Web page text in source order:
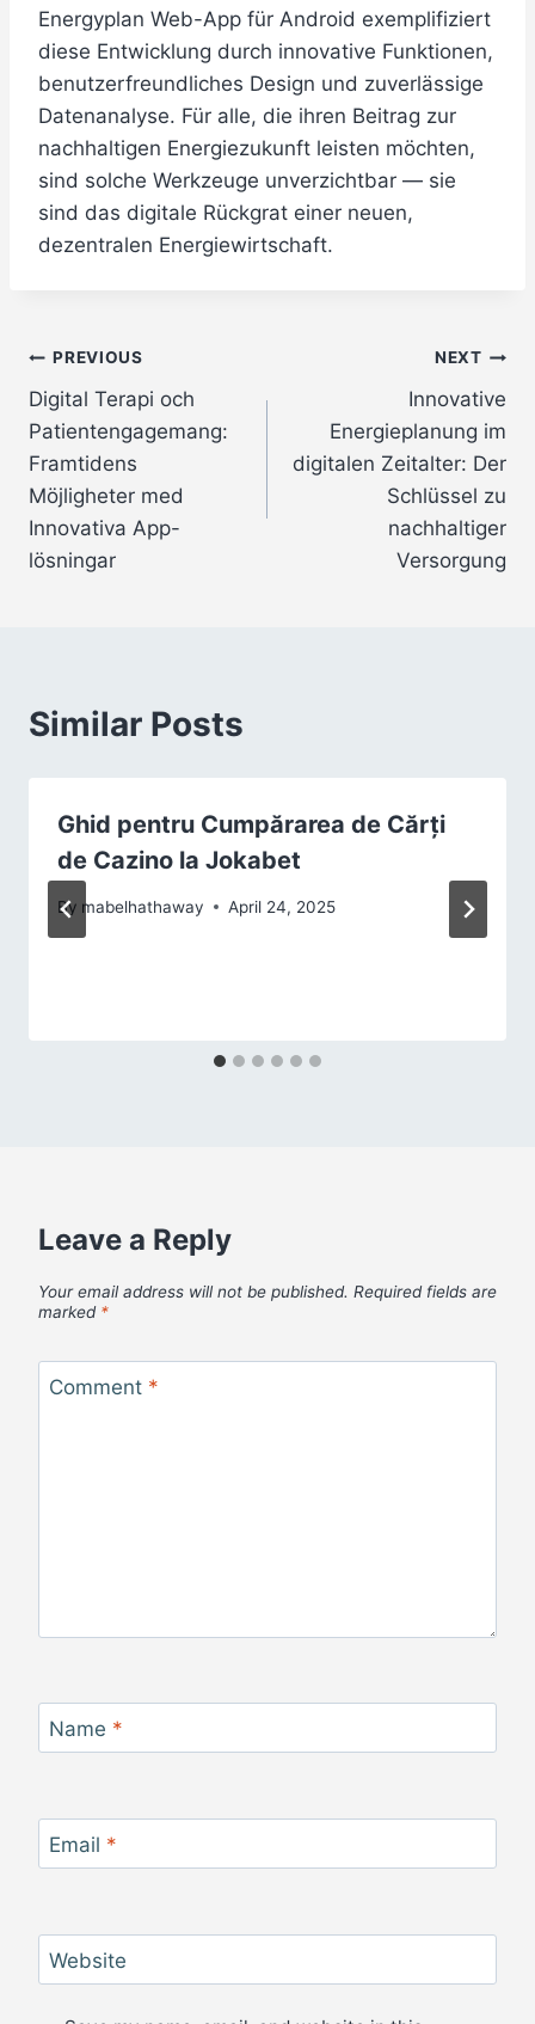
Energyplan Web-App für Android exemplifiziert
diese Entwicklung durch innovative Funktionen,
benutzerfreundliches Design und zuverlässige
Datenanalyse. Für alle, die ihren Beitrag zur
nachhaltigen Energiezukunft leisten möchten,
sind solche Werkzeuge unverzichtbar — sie
sind das digitale Rückgrat einer neuen,
dezentralen Energiewirtschaft.
Post
navigation
PREVIOUS
Digital Terapi och
Patientengagemang:
Framtidens
Möjligheter med
Innovativa App-
lösningar
NEXT
Innovative
Energieplanung im
digitalen Zeitalter: Der
Schlüssel zu
nachhaltiger
Versorgung
Similar Posts
Ghid pentru Cumpărarea de Cărți
de Cazino la Jokabet
By mabelhathaway April 24, 2025
Leave a Reply
Your email address will not be published. Required fields are
marked *
Comment *
Name *
Email *
Website